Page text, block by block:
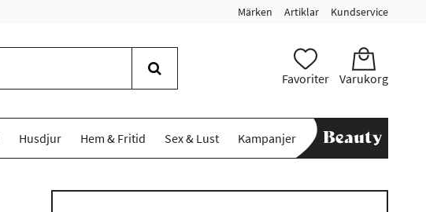
Märken Artiklar Kundservice
Favoriter Varukorg
Husdjur Hem & Fritid Sex & Lust Kampanjer